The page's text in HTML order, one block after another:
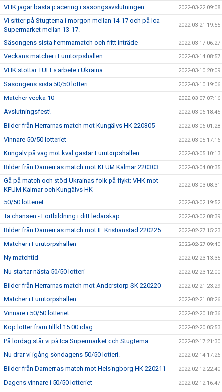
VHK jagar bästa placering i säsongsavslutningen. 2022-03-22 09:08
Vi sitter på Stugtema i morgon mellan 14-17 och på Ica
Supermarket mellan 13-17.
2022-03-21 19:55
Säsongens sista hemmamatch och fritt inträde 2022-03-17 06:27
Veckans matcher i Furutorpshallen 2022-03-14 08:57
VHK stöttar TUFFs arbete i Ukraina 2022-03-10 20:09
Säsongens sista 50/50 lotteri 2022-03-10 19:06
Matcher vecka 10 2022-03-07 07:16
Avslutningsfest! 2022-03-06 18:45
Bilder från Herrarnas match mot Kungälvs HK 220305 2022-03-06 01:28
Vinnare 50/50 lotteriet 2022-03-05 17:16
Kungälv på väg mot kval gästar Furutorpshallen. 2022-03-05 10:13
Bilder från Damernas match mot KFUM Kalmar 220303 2022-03-04 00:35
Gå på match och stöd Ukrainas folk på flykt; VHK mot
KFUM Kalmar och Kungälvs HK
2022-03-03 08:31
50/50 lotteriet 2022-03-02 19:52
Ta chansen - Fortbildning i ditt ledarskap 2022-03-02 08:39
Bilder från Damernas match mot IF Kristianstad 220225 2022-02-27 15:23
Matcher i Furutorpshallen 2022-02-27 09:40
Ny matchtid 2022-02-23 13:35
Nu startar nästa 50/50 lotteri 2022-02-23 12:00
Bilder från Herrarnas match mot Anderstorp SK 220220 2022-02-21 23:29
Matcher i Furutorpshallen 2022-02-21 08:26
Vinnare i 50/50 lotteriet 2022-02-20 18:36
Köp lotter fram till kl 15.00 idag 2022-02-20 05:53
På lördag står vi på Ica Supermarket och Stugtema 2022-02-17 21:30
Nu drar vi igång söndagens 50/50 lotteri. 2022-02-14 17:26
Bilder från Damernas match mot Helsingborg HK 220211 2022-02-12 22:40
Dagens vinnare i 50/50 lotteriet 2022-02-12 16:47